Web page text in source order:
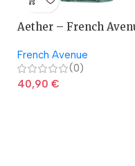
Aether – French
French Avenue
(0)
40,90 €